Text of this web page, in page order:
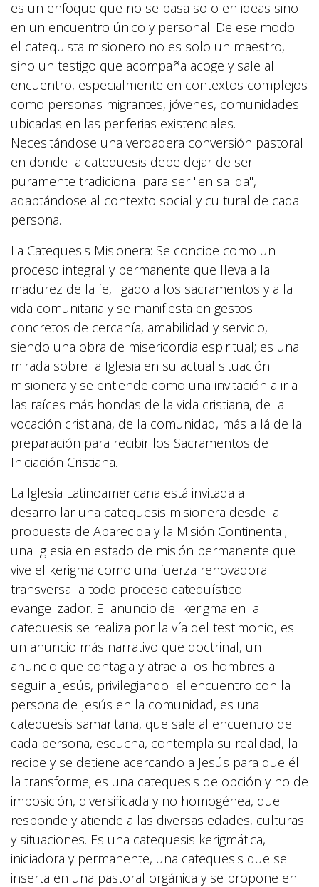
es un enfoque que no se basa solo en ideas sino
en un encuentro único y personal. De ese modo
el catequista misionero no es solo un maestro,
sino un testigo que acompaña acoge y sale al
encuentro, especialmente en contextos complejos
como personas migrantes, jóvenes, comunidades
ubicadas en las periferias existenciales.
Necesitándose una verdadera conversión pastoral
en donde la catequesis debe dejar de ser
puramente tradicional para ser "en salida",
adaptándose al contexto social y cultural de cada
persona.
La Catequesis Misionera: Se concibe como un
proceso integral y permanente que lleva a la
madurez de la fe, ligado a los sacramentos y a la
vida comunitaria y se manifiesta en gestos
concretos de cercanía, amabilidad y servicio,
siendo una obra de misericordia espiritual; es una
mirada sobre la Iglesia en su actual situación
misionera y se entiende como una invitación a ir a
las raíces más hondas de la vida cristiana, de la
vocación cristiana, de la comunidad, más allá de la
preparación para recibir los Sacramentos de
Iniciación Cristiana.
La Iglesia Latinoamericana está invitada a
desarrollar una catequesis misionera desde la
propuesta de Aparecida y la Misión Continental;
una Iglesia en estado de misión permanente que
vive el kerigma como una fuerza renovadora
transversal a todo proceso catequístico
evangelizador. El anuncio del kerigma en la
catequesis se realiza por la vía del testimonio, es
un anuncio más narrativo que doctrinal, un
anuncio que contagia y atrae a los hombres a
seguir a Jesús, privilegiando el encuentro con la
persona de Jesús en la comunidad, es una
catequesis samaritana, que sale al encuentro de
cada persona, escucha, contempla su realidad, la
recibe y se detiene acercando a Jesús para que él
la transforme; es una catequesis de opción y no de
imposición, diversificada y no homogénea, que
responde y atiende a las diversas edades, culturas
y situaciones. Es una catequesis kerigmática,
iniciadora y permanente, una catequesis que se
inserta en una pastoral orgánica y se propone en